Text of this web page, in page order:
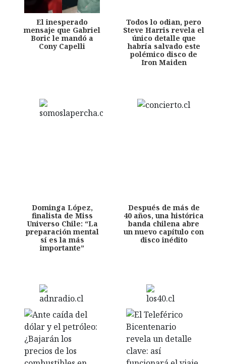
El inesperado
mensaje que Gabriel
Boric le mandó a
Cony Capelli
Todos lo odian, pero
Steve Harris revela el
único detalle que
habría salvado este
polémico disco de
Iron Maiden
Dominga López,
finalista de Miss
Universo Chile: “La
preparación mental
sí es la más
importante”
Después de más de
40 años, una histórica
banda chilena abre
un nuevo capítulo con
disco inédito